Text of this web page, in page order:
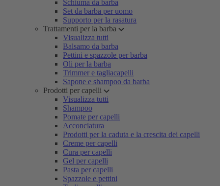
Schiuma da barba
Set da barba per uomo
Supporto per la rasatura
Trattamenti per la barba
Visualizza tutti
Balsamo da barba
Pettini e spazzole per barba
Oli per la barba
Trimmer e tagliacapelli
Sapone e shampoo da barba
Prodotti per capelli
Visualizza tutti
Shampoo
Pomate per capelli
Acconciatura
Prodotti per la caduta e la crescita dei capelli
Creme per capelli
Cura per capelli
Gel per capelli
Pasta per capelli
Spazzole e pettini